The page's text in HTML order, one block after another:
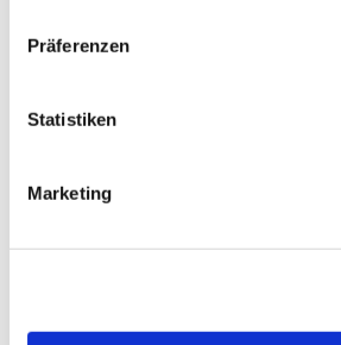
Präferenzen
Statistiken
Marketing